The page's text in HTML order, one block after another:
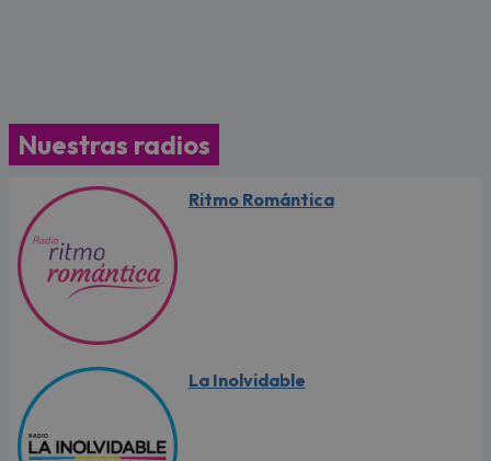
Nuestras radios
Ritmo Romántica
La Inolvidable